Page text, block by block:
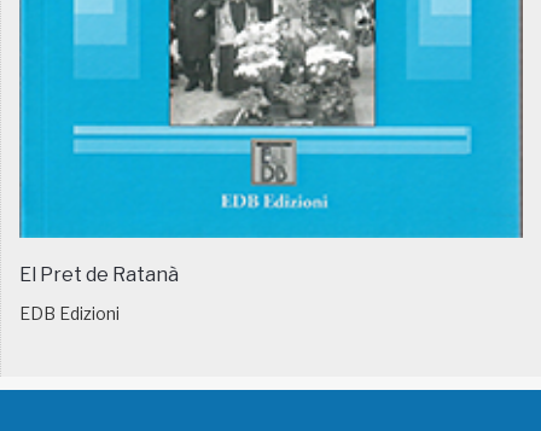
El Pret de Ratanà
EDB Edizioni